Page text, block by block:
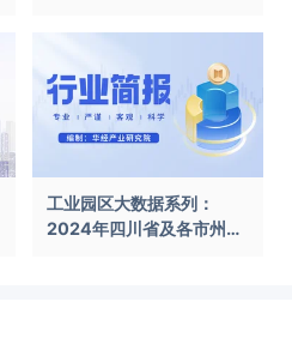
工业园区大数据系列：
2024年四川省及各市州工